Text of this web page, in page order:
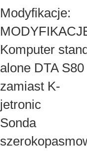
Modyfikacje:
Komputer
alone DTA S80
zamiast K-
jetronic
Sonda